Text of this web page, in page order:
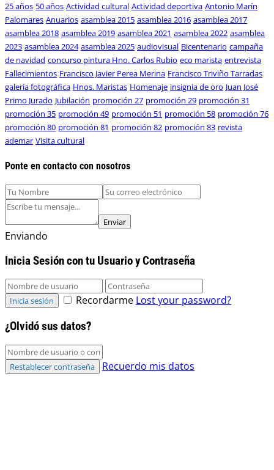
25 años 50 años Actividad cultural Actividad deportiva Antonio Marín
Palomares Anuarios asamblea 2015 asamblea 2016 asamblea 2017
asamblea 2018 asamblea 2019 asamblea 2021 asamblea 2022 asamblea
2023 asamblea 2024 asamblea 2025 audiovisual Bicentenario campaña
de navidad concurso pintura Hno. Carlos Rubio eco marista entrevista
Fallecimientos Francisco Javier Perea Merina Francisco Triviño Tarradas
galería fotográfica Hnos. Maristas Homenaje insignia de oro Juan José
Primo Jurado Jubilación promoción 27 promoción 29 promoción 31
promoción 35 promoción 49 promoción 51 promoción 58 promoción 76
promoción 80 promoción 81 promoción 82 promoción 83 revista
ademar Visita cultural
Ponte en contacto con nosotros
Enviar
Enviando
Inicia Sesión con tu Usuario y Contraseña
Inicia sesión Recordarme Lost your password?
¿Olvidó sus datos?
Restablecer contraseña Recuerdo mis datos